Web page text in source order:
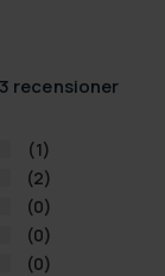
recensioner
1
2
0
0
0